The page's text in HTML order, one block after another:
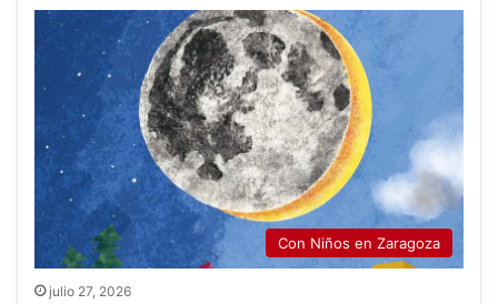
Con Niños en Zaragoza
julio 27, 2026